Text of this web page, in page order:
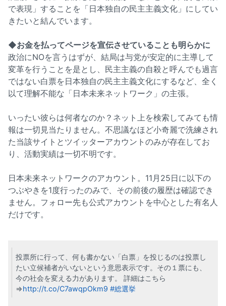
で表現」することを「日本独自の民主主義文化」にしてい
きたいと結んでいます。
◆お金を払ってページを宣伝させていることも明らかに
政治にNOを言うはずが、結局は与党が安定的に主導して
変革を行うことを是とし、民主主義の自殺と呼んでも過言
ではない白票を日本独自の民主主義文化にするなど、全く
以て理解不能な「日本未来ネットワーク」の主張。
いったい彼らは何者なのか？ネット上を検索してみても情
報は一切見当たりません。不思議なほど小奇麗で洗練され
た当該サイトとツイッターアカウントのみが存在してお
り、活動実績は一切不明です。
日本未来ネットワークのアカウント。11月25日に以下の
つぶやきを1度行ったのみで、その前後の履歴は確認でき
ません。フォロー先も公式アカウントを中心とした有名人
だけです。
投票所に行って、何も書かない「白票」を投じるのは投票し
たい立候補者がいないという意思表示です。その１票にも、
今の社会を変える力があります。 詳細はこちら
⇒http://t.co/C7awqpOkm9 #総選挙